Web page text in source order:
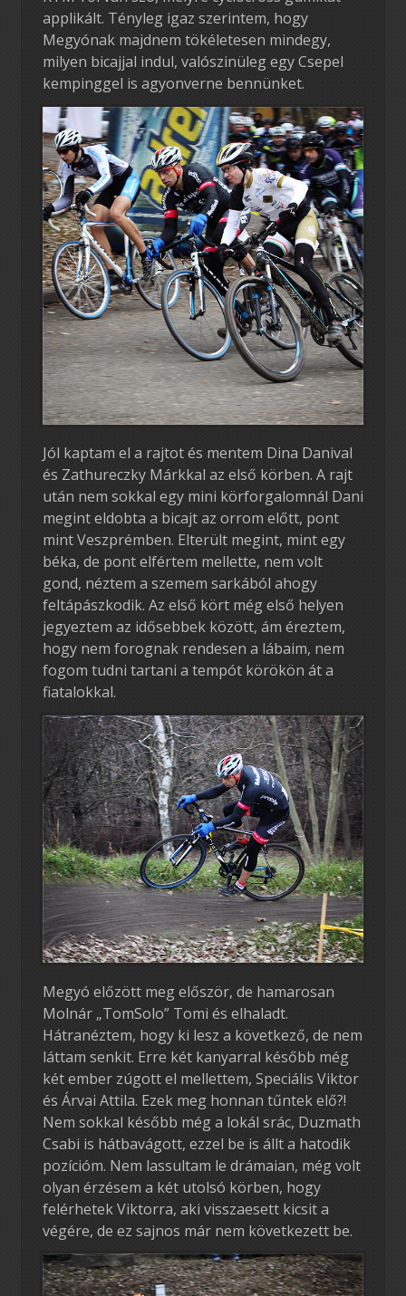
applikált. Tényleg igaz szerintem, hogy
Megyónak majdnem tökéletesen mindegy,
milyen bicajjal indul, valószinüleg egy Csepel
kempinggel is agyonverne bennünket.
Jól kaptam el a rajtot és mentem Dina Danival
és Zathureczky Márkkal az első körben. A rajt
után nem sokkal egy mini körforgalomnál Dani
megint eldobta a bicajt az orrom előtt, pont
mint Veszprémben. Elterült megint, mint egy
béka, de pont elfértem mellette, nem volt
gond, néztem a szemem sarkából ahogy
feltápászkodik. Az első kört még első helyen
jegyeztem az idősebbek között, ám éreztem,
hogy nem forognak rendesen a lábaim, nem
fogom tudni tartani a tempót körökön át a
fiatalokkal.
Megyó előzött meg először, de hamarosan
Molnár „TomSolo” Tomi és elhaladt.
Hátranéztem, hogy ki lesz a következő, de nem
láttam senkit. Erre két kanyarral később még
két ember zúgott el mellettem, Speciális Viktor
és Árvai Attila. Ezek meg honnan tűntek elő?!
Nem sokkal később még a lokál srác, Duzmath
Csabi is hátbavágott, ezzel be is állt a hatodik
pozícióm. Nem lassultam le drámaian, még volt
olyan érzésem a két utolsó körben, hogy
felérhetek Viktorra, aki visszaesett kicsit a
végére, de ez sajnos már nem következett be.